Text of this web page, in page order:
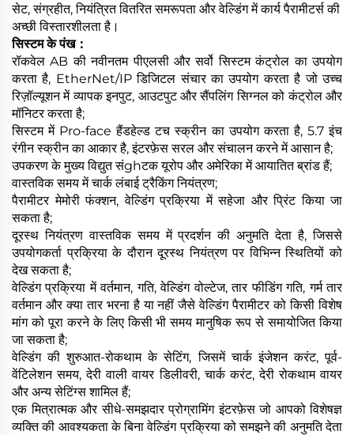
सेट, संग्रहीत, नियंत्रित वितरित समरूपता और वेल्डिंग में कार्य पैरामीटर्स की
अच्छी विस्तारशीलता है।
सिस्टम के पंख：
रॉकवेल AB की नवीनतम पीएलसी और सर्वो सिस्टम कंट्रोल का उपयोग
करता है, EtherNet/IP डिजिटल संचार का उपयोग करता है जो उच्च
रिज़ॉल्यूशन में व्यापक इनपुट, आउटपुट और सैंपलिंग सिग्नल को कंट्रोल और
मॉनिटर करता है;
सिस्टम में Pro-face हैंडहेल्ड टच स्क्रीन का उपयोग करता है, 5.7 इंच
रंगीन स्क्रीन का आकार है, इंटरफ़ेस सरल और संचालन करने में आसान है;
उपकरण के मुख्य विद्युत संghटक यूरोप और अमेरिका में आयातित ब्रांड हैं;
वास्तविक समय में चार्क लंबाई ट्रैकिंग नियंत्रण;
पैरामीटर मेमोरी फंक्शन, वेल्डिंग प्रक्रिया में सहेजा और प्रिंट किया जा
सकता है;
दूरस्थ नियंत्रण वास्तविक समय में प्रदर्शन की अनुमति देता है, जिससे
उपयोगकर्ता प्रक्रिया के दौरान दूरस्थ नियंत्रण पर विभिन्न स्थितियों को
देख सकता है;
वेल्डिंग प्रक्रिया में वर्तमान, गति, वेल्डिंग वोल्टेज, तार फीडिंग गति, गर्म तार
वर्तमान और क्या तार भरना है या नहीं जैसे वेल्डिंग पैरामीटर को किसी विशेष
मांग को पूरा करने के लिए किसी भी समय मानुषिक रूप से समायोजित किया
जा सकता है;
वेल्डिंग की शुरुआत-रोकथाम के सेटिंग, जिसमें चार्क इंजेशन करंट, पूर्व-
वेंटिलेशन समय, देरी वाली वायर डिलीवरी, चार्क करंट, देरी रोकथाम वायर
और अन्य सेटिंग्स शामिल हैं;
एक मित्रात्मक और सीधे-समझदार प्रोग्रामिंग इंटरफ़ेस जो आपको विशेषज्ञ
व्यक्ति की आवश्यकता के बिना वेल्डिंग प्रक्रिया को समझने की अनुमति देता